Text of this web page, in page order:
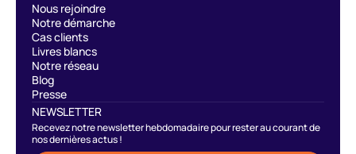
Nous rejoindre
Notre démarche
Cas clients
Livres blancs
Notre réseau
Blog
Presse
NEWSLETTER
Recevez notre newsletter hebdomadaire pour rester au courant de
nos dernières actus !